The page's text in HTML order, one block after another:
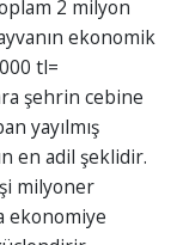
2 milyon
ekonomik
tl=
şehrin cebine
yayılmış
en adil şeklidir.
milyoner
ekonomiye